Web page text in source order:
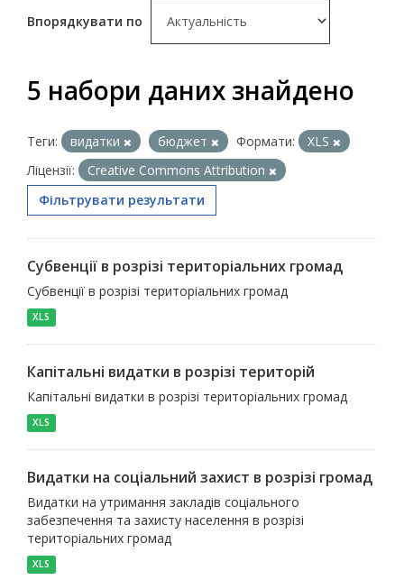
Впорядкувати по
5 набори даних знайдено
Теги: видатки бюджет Формати:
XLS
Ліцензії:
Creative Commons Attribution
Фільтрувати результати
Субвенції в розрізі територіальних громад
Субвенції в розрізі територіальних громад
XLS
Капітальні видатки в розрізі територій
Капітальні видатки в розрізі територіальних громад
XLS
Видатки на соціальний захист в розрізі громад
Видатки на утримання закладів соціального
забезпечення та захисту населення в розрізі
територіальних громад
XLS